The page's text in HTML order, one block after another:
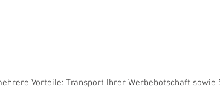
Vorteile: Transport Ihrer Werbebotschaft sowie